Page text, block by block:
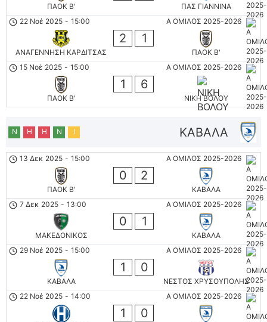
ΠΑΟΚ Β'
ΠΑΣ ΓΙΑΝΝΙΝΑ
Α ΟΜΙΛΟΣ 2025-2026
22 Νοέ 2025 - 15:00
ΑΝΑΓΕΝΝΗΣΗ ΚΑΡΔΙΤΣΑΣ
2 1
ΠΑΟΚ Β'
Α ΟΜΙΛΟΣ 2025-2026
15 Νοέ 2025 - 15:00
ΠΑΟΚ Β'
1 6
ΝΙΚΗ ΒΟΛΟΥ
ΚΑΒΑΛΑ
Ν Η Η Ν Ι
Α ΟΜΙΛΟΣ 2025-2026
13 Δεκ 2025 - 15:00
ΠΑΟΚ Β'
0 2
ΚΑΒΑΛΑ
Α ΟΜΙΛΟΣ 2025-2026
7 Δεκ 2025 - 13:00
ΜΑΚΕΔΟΝΙΚΟΣ
0 1
ΚΑΒΑΛΑ
Α ΟΜΙΛΟΣ 2025-2026
29 Νοέ 2025 - 15:00
ΚΑΒΑΛΑ
1 0
ΝΕΣΤΟΣ ΧΡΥΣΟΥΠΟΛΗΣ
Α ΟΜΙΛΟΣ 2025-2026
22 Νοέ 2025 - 14:00
1 0